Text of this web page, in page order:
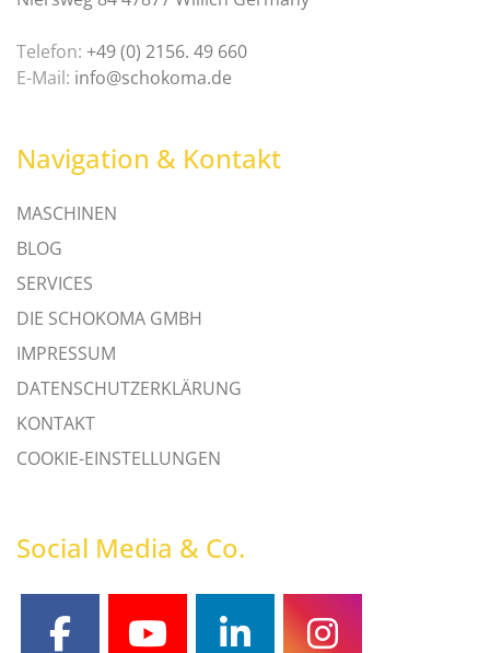
Telefon: +49 (0) 2156. 49 660
E-Mail: info@schokoma.de
Navigation & Kontakt
MASCHINEN
BLOG
SERVICES
DIE SCHOKOMA GMBH
IMPRESSUM
DATENSCHUTZERKLÄRUNG
KONTAKT
COOKIE-EINSTELLUNGEN
Social Media & Co.